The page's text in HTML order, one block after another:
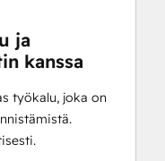
ja
kanssa
työkalu, joka on